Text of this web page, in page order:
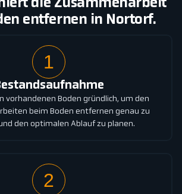
die Zusammenarbeit
entfernen in Nortorf.
1
vorhandenen Boden gründlich, um den
beim Boden entfernen genau zu
den optimalen Ablauf zu planen.
2